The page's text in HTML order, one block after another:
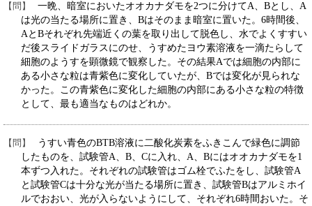
一晩、暗室においたオオカナダモを2つに分けてA、Bとし、A
は光の当たる場所に置き、Bはそのまま暗室に置いた。6時間後、
AとBそれぞれ先端近くの葉を取り出して脱色し、水でよくすすい
だ後スライドガラスにのせ、うすめたヨウ素溶液を一滴たらして
細胞のようすを顕微鏡で観察した。その結果Aでは細胞の内部に
ある小さな粒は青紫色に変化していたが、Bでは変化が見られな
かった。この青紫色に変化した細胞の内部にある小さな粒の特徴
として、最も適当なものはどれか。
うすい青色のBTB溶液に二酸化炭素をふきこんで緑色に調節
したものを、試験管A、B、Cに入れ、A、Bにはオオカナダモを1
本ずつ入れた。それぞれの試験管はゴム栓でふたをし、試験管A
と試験管Cは十分な光が当たる場所に置き、試験管Bはアルミホイ
ルでおおい、光が入らないようにして、それぞれ6時間おいた。そ